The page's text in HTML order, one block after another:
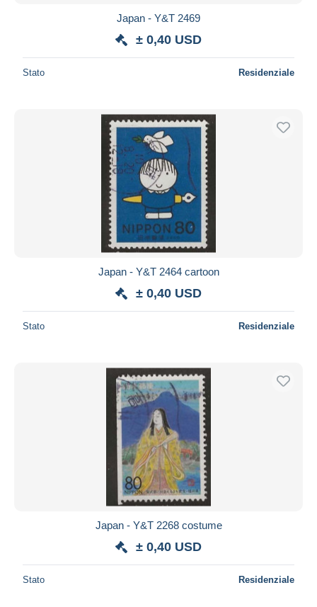
Japan - Y&T 2469
± 0,40 USD
Stato Residenziale
Japan - Y&T 2464 cartoon
± 0,40 USD
Stato Residenziale
Japan - Y&T 2268 costume
± 0,40 USD
Stato Residenziale